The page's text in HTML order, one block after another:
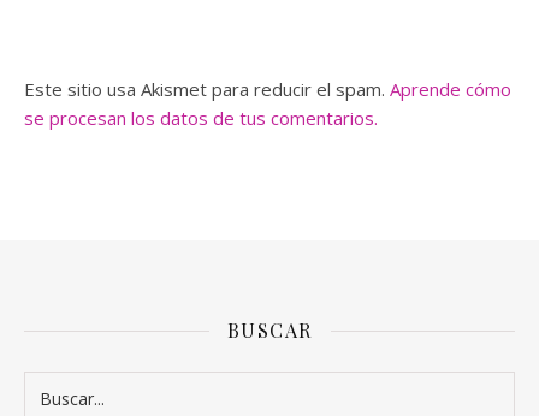
Este sitio usa Akismet para reducir el spam. Aprende cómo
se procesan los datos de tus comentarios.
BUSCAR